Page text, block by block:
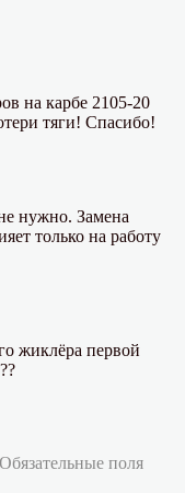
на карбе 2105-20
тяги! Спасибо!
нужно. Замена
только на работу
жиклёра первой
Обязательные поля